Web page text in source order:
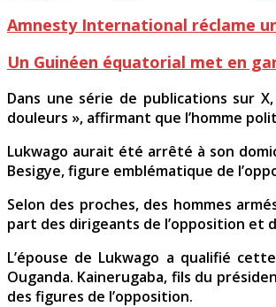
Amnesty International réclame
Un Guinéen équatorial met en
Dans une série de publications sur
douleurs », affirmant que l’homme
Lukwago aurait été arrêté à son
Besigye, figure emblématique de
Selon des proches, des hommes
part des dirigeants de l’opposition et
L’épouse de Lukwago a qualifié
Ouganda. Kainerugaba, fils du
des figures de l’opposition.